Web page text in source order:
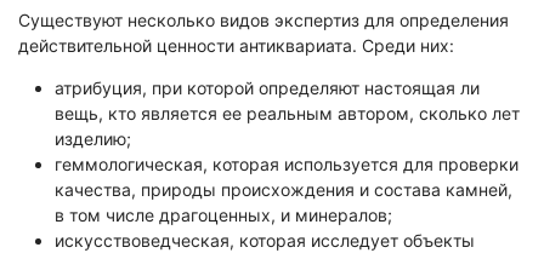
Экспертиза изделий из металлов
Юридико-лингвистическая экспертиза
Юридическая экспертиза
Исследования на полиграфе
Комплексная экспертиза
Геммологическая экспертиза (ювелирная)
Существуют несколько видов экспертиз для определения
действительной ценности антиквариата. Среди них:
атрибуция, при которой определяют настоящая ли
вещь, кто является ее реальным автором, сколько лет
изделию;
геммологическая, которая используется для проверки
качества, природы происхождения и состава камней,
в том числе драгоценных, и минералов;
искусствоведческая, которая исследует объекты